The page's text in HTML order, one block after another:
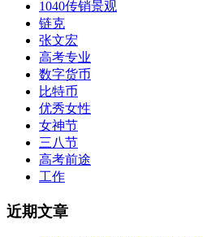
1040传销景观
链克
张文宏
高考专业
数字货币
比特币
优秀女性
女神节
三八节
高考前途
工作
近期文章